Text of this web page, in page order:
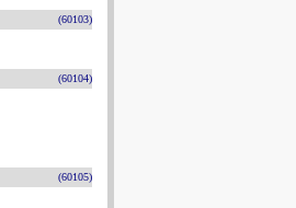
(60103)
(60104)
(60105)